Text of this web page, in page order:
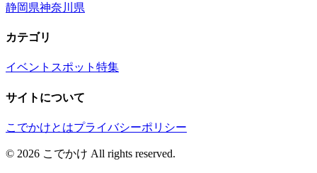
静岡県神奈川県
カテゴリ
イベント スポット 特集
サイトについて
こでかけとはプライバシーポリシー
© 2026 こでかけ All rights reserved.